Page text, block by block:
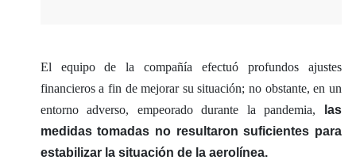
El equipo de la compañía efectuó profundos ajustes
financieros a fin de mejorar su situación; no obstante, en un
entorno adverso, empeorado durante la pandemia,
las
medidas tomadas no resultaron suficientes para
estabilizar la situación de la aerolínea.